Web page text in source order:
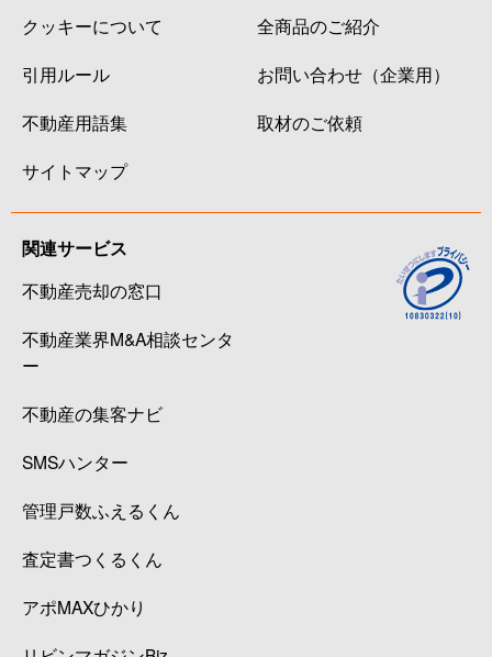
クッキーについて
引用ルール
不動産用語集
サイトマップ
全商品のご紹介
お問い合わせ（企業用）
取材のご依頼
関連サービス
不動産売却の窓口
不動産業界M&A相談センタ
ー
不動産の集客ナビ
SMSハンター
管理戸数ふえるくん
査定書つくるくん
アポMAXひかり